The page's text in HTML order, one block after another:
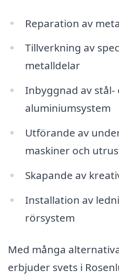
Reparation av
Tillverkning av
metalldelar
Inbyggnad av stål-
aluminiumsystem
Utförande av
maskiner och
Skapande av
Installation av
rörsystem
Med många
erbjuder svets i